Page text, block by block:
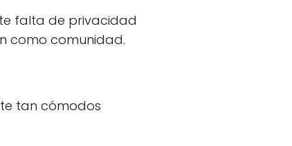
falta de privacidad
como comunidad.
tan cómodos